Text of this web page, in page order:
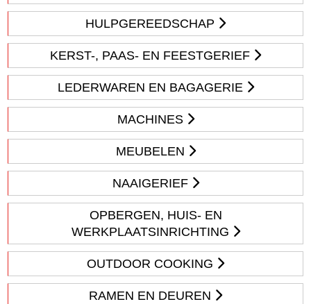
HULPGEREEDSCHAP
KERST-, PAAS- EN FEESTGERIEF
LEDERWAREN EN BAGAGERIE
MACHINES
MEUBELEN
NAAIGERIEF
OPBERGEN, HUIS- EN
WERKPLAATSINRICHTING
OUTDOOR COOKING
RAMEN EN DEUREN